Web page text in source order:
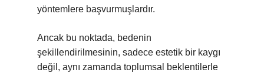
yöntemlere başvurmuşlardır.
Ancak bu noktada, bedenin
şekillendirilmesinin, sadece estetik bir kaygı
değil, aynı zamanda toplumsal beklentilerle